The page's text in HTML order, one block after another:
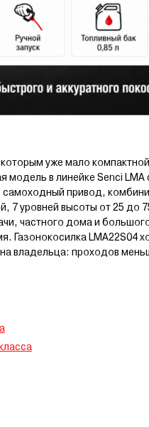
уже мало
в линейке Senci LMA
самоходный привод,
7 уровней высоты от 25 до
частного дома и
Газонокосилка LMA22S04
владельца: проходов